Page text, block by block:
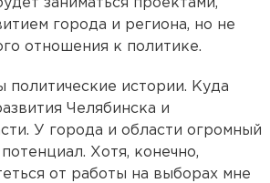
заниматься проектами,
города и региона, но не
отношения к политике.
политические истории. Куда
Челябинска и
У города и области огромный
Хотя, конечно,
от работы на выборах мне